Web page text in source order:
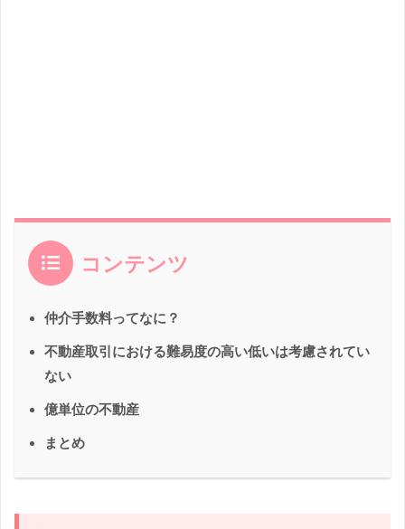
コンテンツ
仲介手数料ってなに？
不動産取引における難易度の高い低いは考慮されてい
ない
億単位の不動産
まとめ